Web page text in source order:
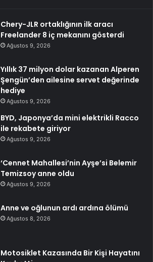
Chery-JLR ortaklığının ilk aracı
Freelander 8 iç mekanını gösterdi
Ağustos 9, 2026
Yıllık 37 milyon dolar kazanan Alperen
Şengün’den ailesine servet değerinde
hediye
Ağustos 9, 2026
BYD, Japonya’da mini elektrikli Racco
ile rekabete giriyor
Ağustos 9, 2026
‘Cennet Mahallesi’nin Ayşe’si Belemir
Temizsoy anne oldu
Ağustos 9, 2026
Anne ve oğlunun ardı ardına ölümü
Ağustos 8, 2026
Motosiklet Kazasında Bir Kişi Hayatını